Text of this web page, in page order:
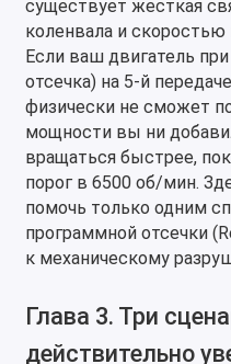
существует жесткая
коленвала и скоростью
Если ваш двигатель
отсечка) на 5-й
физически не сможет
мощности вы ни
вращаться быстрее,
порог в 6500 об/мин.
помочь только одним
программной отсечки
к механическому
Глава 3. Три
действительно